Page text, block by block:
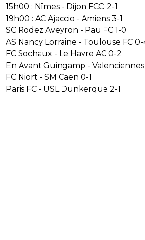
15h00 : Nîmes - Dijon FCO 2-1
19h00 : AC Ajaccio - Amiens 3-1
SC Rodez Aveyron - Pau FC 1-0
AS Nancy Lorraine - Toulouse FC 0-
FC Sochaux - Le Havre AC 0-2
En Avant Guingamp - Valenciennes
FC Niort - SM Caen 0-1
Paris FC - USL Dunkerque 2-1